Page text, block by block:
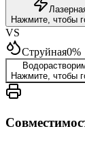
Нажмите, чтобы
VS
Струйная0%
Нажмите, чтобы